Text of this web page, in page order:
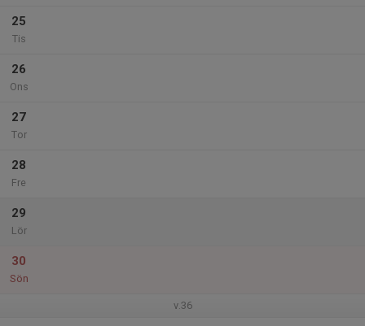
25
Tis
26
Ons
27
Tor
28
Fre
29
Lör
30
Sön
v.36